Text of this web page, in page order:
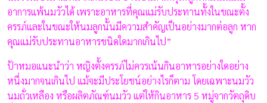
อาการแพ้นมวัวได้ เพราะอาหารที่คุณแม่รับประทานทั้งในขณะตั้ง
ครรภ์และในขณะให้นมลูกนั้นมีความสำคัญเป็นอย่างมากต่อลูก หาก
คุณแม่รับประทานอาหารชนิดใดมากเกินไป”
ป้าหมอแนะนำว่า หญิงตั้งครรภ์ไม่ควรเน้นกินอาหารอย่างใดอย่าง
หนึ่งมากจนเกินไป แม้จะมีประโยชน์อย่างไรก็ตาม โดยเฉพาะนมวัว
นมถั่วเหลือง หรือผลิตภัณฑ์นมวัว แต่ให้กินอาหาร 5 หมู่จากวัตถุดิบ